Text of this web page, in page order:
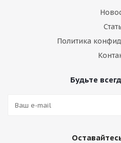
Политика
Будьте